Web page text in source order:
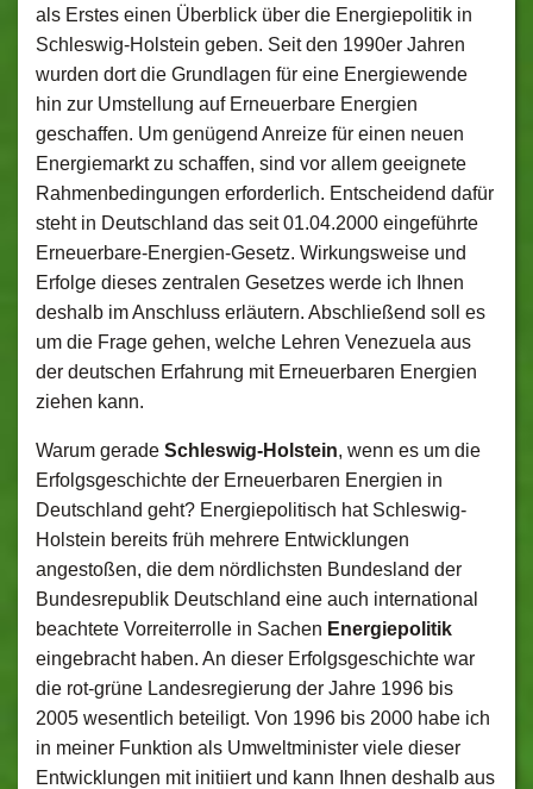
als Erstes einen Überblick über die Energiepolitik in
Schleswig-Holstein geben. Seit den 1990er Jahren
wurden dort die Grundlagen für eine Energiewende
hin zur Umstellung auf Erneuerbare Energien
geschaffen. Um genügend Anreize für einen neuen
Energiemarkt zu schaffen, sind vor allem geeignete
Rahmenbedingungen erforderlich. Entscheidend dafür
steht in Deutschland das seit 01.04.2000 eingeführte
Erneuerbare-Energien-Gesetz. Wirkungsweise und
Erfolge dieses zentralen Gesetzes werde ich Ihnen
deshalb im Anschluss erläutern. Abschließend soll es
um die Frage gehen, welche Lehren Venezuela aus
der deutschen Erfahrung mit Erneuerbaren Energien
ziehen kann.
Warum gerade Schleswig-Holstein, wenn es um die
Erfolgsgeschichte der Erneuerbaren Energien in
Deutschland geht? Energiepolitisch hat Schleswig-
Holstein bereits früh mehrere Entwicklungen
angestoßen, die dem nördlichsten Bundesland der
Bundesrepublik Deutschland eine auch international
beachtete Vorreiterrolle in Sachen Energiepolitik
eingebracht haben. An dieser Erfolgsgeschichte war
die rot-grüne Landesregierung der Jahre 1996 bis
2005 wesentlich beteiligt. Von 1996 bis 2000 habe ich
in meiner Funktion als Umweltminister viele dieser
Entwicklungen mit initiiert und kann Ihnen deshalb aus